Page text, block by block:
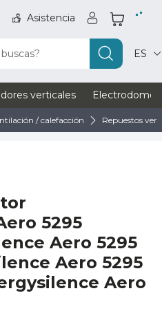
Asistencia
ES
verticales
/ calefacción Repuestos
5295
Aero 5295
Aero 5295
Aero